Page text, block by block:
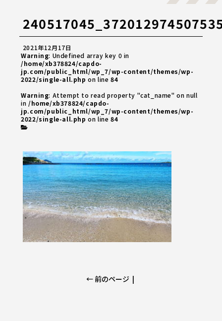
2021年12月17日
Warning: Undefined array key 0 in
/home/xb378824/capdo-
jp.com/public_html/wp_7/wp-content/themes/wp-
2022/single-all.php on line84
Warning: Attempt to read property "cat_name" on null
in/home/xb378824/capdo-
jp.com/public_html/wp_7/wp-content/themes/wp-
2022/single-all.php on line84
← 前のページ |